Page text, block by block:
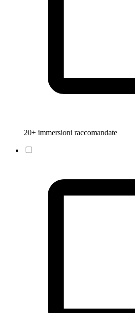
20+ immersioni raccomandate